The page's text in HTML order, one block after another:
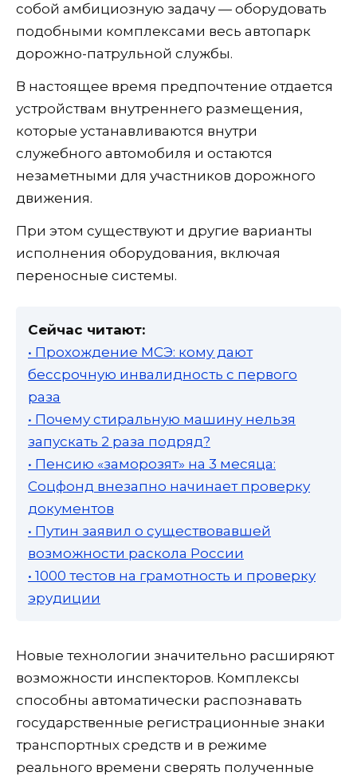
собой амбициозную задачу — оборудовать
подобными комплексами весь автопарк
дорожно-патрульной службы.
В настоящее время предпочтение отдается
устройствам внутреннего размещения,
которые устанавливаются внутри
служебного автомобиля и остаются
незаметными для участников дорожного
движения.
При этом существуют и другие варианты
исполнения оборудования, включая
переносные системы.
Сейчас читают:
• Прохождение МСЭ: кому дают
бессрочную инвалидность с первого
раза
• Почему стиральную машину нельзя
запускать 2 раза подряд?
• Пенсию «заморозят» на 3 месяца:
Соцфонд внезапно начинает проверку
документов
• Путин заявил о существовавшей
возможности раскола России
• 1000 тестов на грамотность и проверку
эрудиции
Новые технологии значительно расширяют
возможности инспекторов. Комплексы
способны автоматически распознавать
государственные регистрационные знаки
транспортных средств и в режиме
реального времени сверять полученные